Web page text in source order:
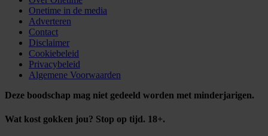
Onetime in de media
Adverteren
Contact
Disclaimer
Cookiebeleid
Privacybeleid
Algemene Voorwaarden
Deze boodschap mag niet gedeeld worden met minderjarigen.
Wat kost gokken jou? Stop op tijd. 18+.